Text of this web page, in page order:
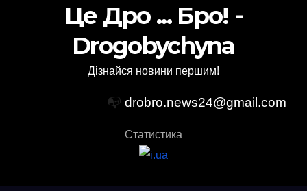
Це Дро ... Бро! -
Drogobychyna
Дізнайся новини першим!
📭 drobro.news24@gmail.com
Статистика